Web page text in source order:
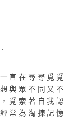
.
直在尋尋覓
與眾不同又
覓索著自我
常為淘揀記